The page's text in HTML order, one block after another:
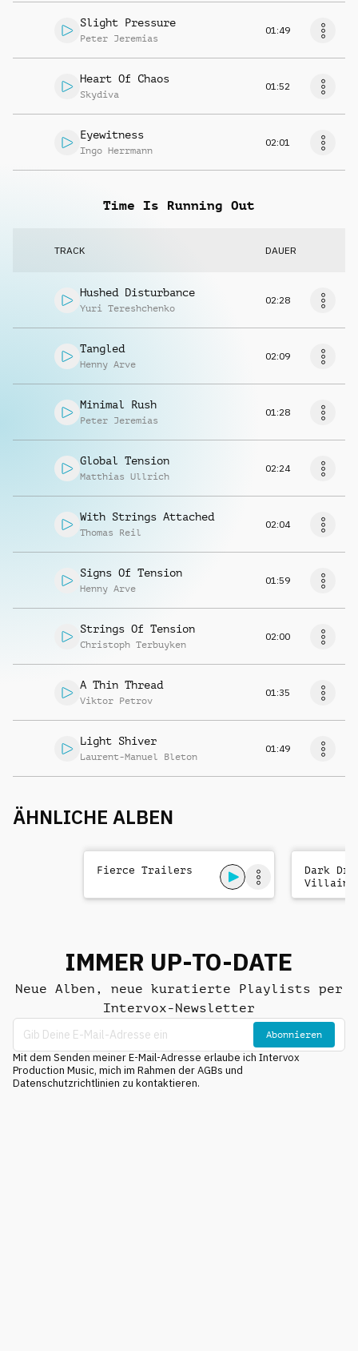
Slight Pressure
Peter Jeremias
01:49
Heart Of Chaos
Skydiva
01:52
Eyewitness
Ingo Herrmann
02:01
Time Is Running Out
TRACK DAUER
Hushed Disturbance
Yuri Tereshchenko
02:28
Tangled
Henny Arve
02:09
Minimal Rush
Peter Jeremias
01:28
Global Tension
Matthias Ullrich
02:24
With Strings Attached
Thomas Reil
02:04
Signs Of Tension
Henny Arve
01:59
Strings Of Tension
Christoph Terbuyken
02:00
A Thin Thread
Viktor Petrov
01:35
Light Shiver
Laurent-Manuel Bleton
01:49
ÄHNLICHE ALBEN
Fierce Trailers
Dark
Villains
IMMER UP-TO-DATE
Neue Alben, neue kuratierte Playlists per
Intervox-Newsletter
Abonnieren
Mit dem Senden meiner E-Mail-Adresse erlaube ich Intervox
Production Music, mich im Rahmen der AGBs und
Datenschutzrichtlinien zu kontaktieren.